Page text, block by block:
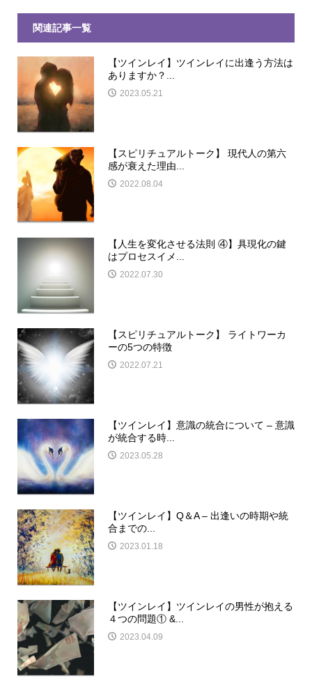
関連記事一覧
【ツインレイ】ツインレイに出逢う方法は
ありますか？...
2023.05.21
【スピリチュアルトーク】 現代人の第六
感が衰えた理由...
2022.08.04
【人生を変化させる法則 ④】具現化の鍵
はプロセスイメ...
2022.07.30
【スピリチュアルトーク】 ライトワーカ
ーの5つの特徴
2022.07.21
【ツインレイ】意識の統合について – 意識
が統合する時...
2023.05.28
【ツインレイ】Q＆A – 出逢いの時期や統
合までの...
2023.01.18
【ツインレイ】ツインレイの男性が抱える
４つの問題① &...
2023.04.09